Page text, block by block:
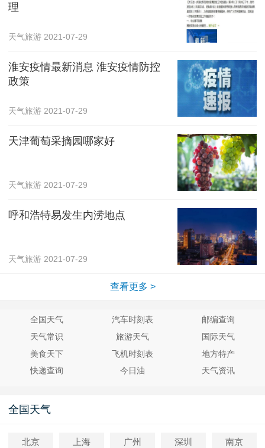
理
天气旅游 2021-07-29
淮安疫情最新消息 淮安疫情防控
政策
天气旅游 2021-07-29
天津葡萄采摘园哪家好
天气旅游 2021-07-29
呼和浩特易发生内涝地点
天气旅游 2021-07-29
查看更多 >
全国天气 汽车时刻表
邮编查询
天气常识
旅游天气
国际天气
美食天下
飞机时刻表
地方特产
快递查询
今日油 天气资讯
全国天气
北京 上海 广州 深圳 南京